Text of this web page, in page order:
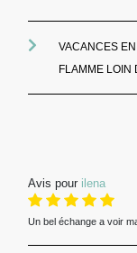
VACANCES
FLAMME LOIN
Avis pour ilena
Un bel échange a voir